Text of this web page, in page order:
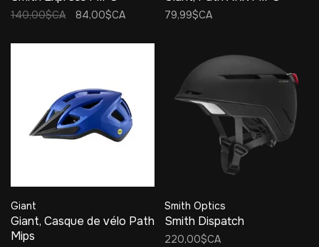
140,00$CA 84,00$CA 79,99$CA
Giant
Giant, Casque de vélo Path
Mips
Smith Optics
Smith Dispatch
220,00$CA